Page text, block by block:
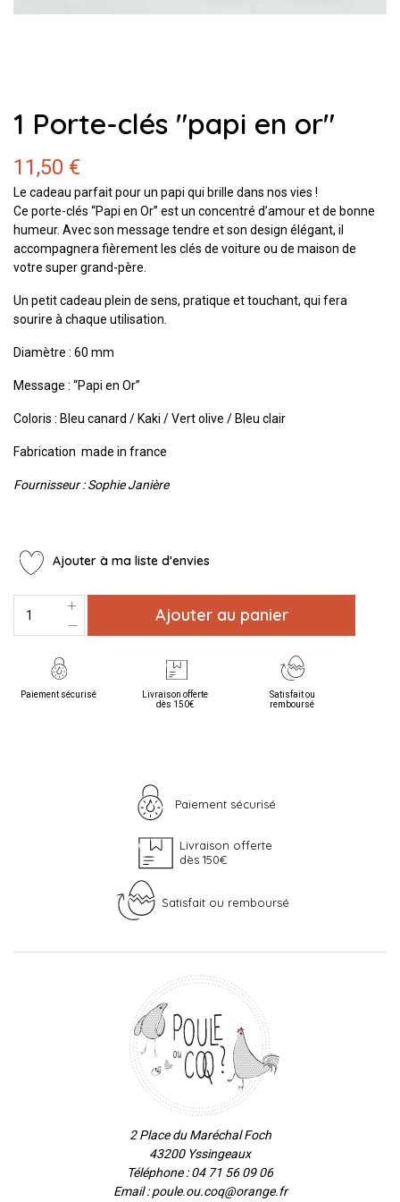
1 Porte-clés "papi en or"
11,50 €
Le cadeau parfait pour un papi qui brille dans nos vies !
Ce porte-clés “Papi en Or” est un concentré d’amour et de bonne
humeur. Avec son message tendre et son design élégant, il
accompagnera fièrement les clés de voiture ou de maison de
votre super grand-père.
Un petit cadeau plein de sens, pratique et touchant, qui fera
sourire à chaque utilisation.
Diamètre : 60 mm
Message : “Papi en Or”
Coloris : Bleu canard / Kaki / Vert olive / Bleu clair
Fabrication made in france
Fournisseur : Sophie Janière
Ajouter à ma liste d'envies
Ajouter au panier
Paiement sécurisé
Livraison offerte
dès 150€
Satisfait ou
remboursé
Paiement sécurisé
Livraison offerte
dès 150€
Satisfait ou remboursé
2 Place du Maréchal Foch
43200 Yssingeaux
Téléphone : 04 71 56 09 06
Email : poule.ou.coq@orange.fr